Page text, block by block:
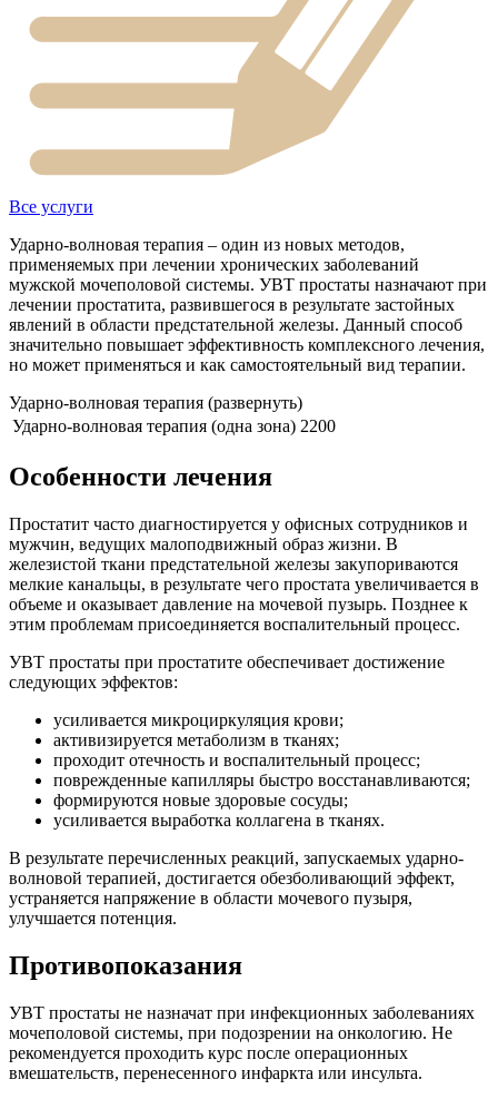
Все услуги
Ударно-волновая терапия – один из новых методов,
применяемых при лечении хронических заболеваний
мужской мочеполовой системы. УВТ простаты назначают при
лечении простатита, развившегося в результате застойных
явлений в области предстательной железы. Данный способ
значительно повышает эффективность комплексного лечения,
но может применяться и как самостоятельный вид терапии.
Ударно-волновая терапия (развернуть)
Ударно-волновая терапия (одна зона) 2200
Особенности лечения
Простатит часто диагностируется у офисных сотрудников и
мужчин, ведущих малоподвижный образ жизни. В
железистой ткани предстательной железы закупориваются
мелкие канальцы, в результате чего простата увеличивается в
объеме и оказывает давление на мочевой пузырь. Позднее к
этим проблемам присоединяется воспалительный процесс.
УВТ простаты при простатите обеспечивает достижение
следующих эффектов:
усиливается микроциркуляция крови;
активизируется метаболизм в тканях;
проходит отечность и воспалительный процесс;
поврежденные капилляры быстро восстанавливаются;
формируются новые здоровые сосуды;
усиливается выработка коллагена в тканях.
В результате перечисленных реакций, запускаемых ударно-
волновой терапией, достигается обезболивающий эффект,
устраняется напряжение в области мочевого пузыря,
улучшается потенция.
Противопоказания
УВТ простаты не назначат при инфекционных заболеваниях
мочеполовой системы, при подозрении на онкологию. Не
рекомендуется проходить курс после операционных
вмешательств, перенесенного инфаркта или инсульта.